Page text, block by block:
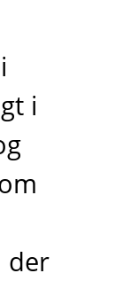
i
der